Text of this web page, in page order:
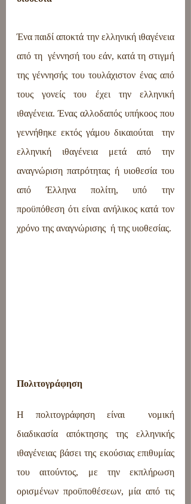
Ένα παιδί αποκτά την ελληνική ιθαγένεια
από τη  γέννησή του εάν, κατά τη στιγμή
της γέννησής του τουλάχιστον ένας από
τους γονείς του έχει την ελληνική
ιθαγένεια. Ένας αλλοδαπός υπήκοος που
γεννήθηκε εκτός γάμου δικαιούται  την
ελληνική ιθαγένεια μετά από την
αναγνώριση πατρότητας ή υιοθεσία του
από Έλληνα πολίτη, υπό την
προϋπόθεση ότι είναι ανήλικος κατά τον
χρόνο της αναγνώρισης  ή της υιοθεσίας.
Πολιτογράφηση
Η πολιτογράφηση είναι  νομική
διαδικασία απόκτησης της ελληνικής
ιθαγένειας βάσει της εκούσιας επιθυμίας
του αιτούντος, με την εκπλήρωση
ορισμένων προϋποθέσεων, μία από τις